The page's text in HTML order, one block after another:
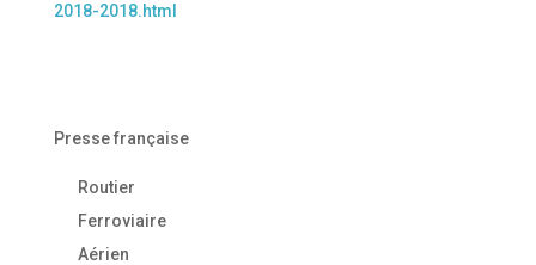
2018-2018.html
Presse française
Routier
Ferroviaire
Aérien